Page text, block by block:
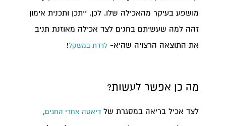
מושפע בעיקר מהאכילה שלו. לכן, ייתכן ותכנית אימון
זהה למה שעשיתם בחגים לצד אכילה מאוזנת תניב
את התוצאה הרצויה שהיא-לרדת במשקל!
מה כן אפשר לעשות?
לצד אכיל בריאה במסגרת שלדיאטה אחרי החגים ,